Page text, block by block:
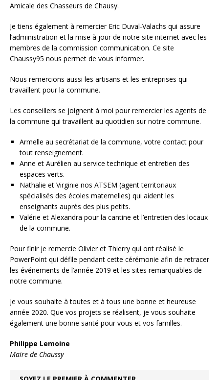
Amicale des Chasseurs de Chausy.
Je tiens également à remercier Eric Duval-Valachs qui assure
l’administration et la mise à jour de notre site internet avec les
membres de la commission communication. Ce site
Chaussy95 nous permet de vous informer.
Nous remercions aussi les artisans et les entreprises qui
travaillent pour la commune.
Les conseillers se joignent à moi pour remercier les agents de
la commune qui travaillent au quotidien sur notre commune.
Armelle au secrétariat de la commune, votre contact pour
tout renseignement.
Anne et Aurélien au service technique et entretien des
espaces verts.
Nathalie et Virginie nos ATSEM (agent territoriaux
spécialisés des écoles maternelles) qui aident les
enseignants auprès des plus petits.
Valérie et Alexandra pour la cantine et l’entretien des locaux
de la commune.
Pour finir je remercie Olivier et Thierry qui ont réalisé le
PowerPoint qui défile pendant cette cérémonie afin de retracer
les événements de l’année 2019 et les sites remarquables de
notre commune.
Je vous souhaite à toutes et à tous une bonne et heureuse
année 2020. Que vos projets se réalisent, je vous souhaite
également une bonne santé pour vous et vos familles.
Philippe Lemoine
Maire de Chaussy